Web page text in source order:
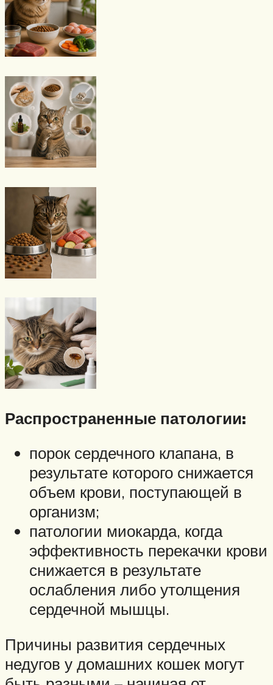
Распространенные патологии:
порок сердечного клапана, в
результате которого снижается
объем крови, поступающей в
организм;
патологии миокарда, когда
эффективность перекачки крови
снижается в результате
ослабления либо утолщения
сердечной мышцы.
Причины развития сердечных
недугов у домашних кошек могут